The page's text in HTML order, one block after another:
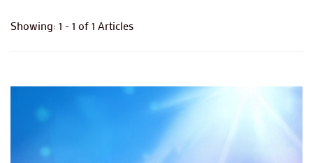
Showing: 1 - 1 of 1 Articles